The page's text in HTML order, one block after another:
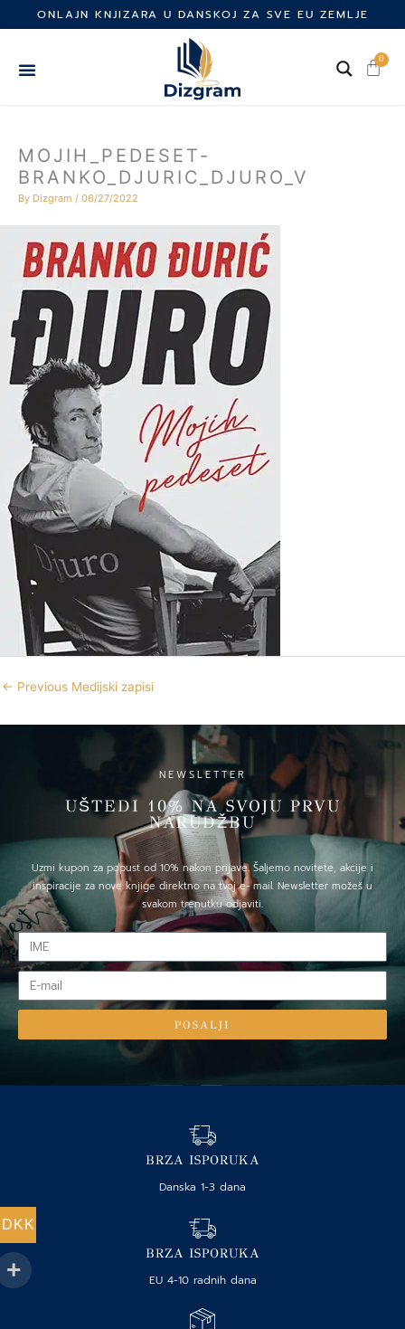
to
ONLAJN KNJIZARA U DANSKOJ ZA SVE EU ZEMLJE
0
Cart
MOJIH_PEDESET-
BRANKO_DJURIC_DJURO_V
By Dizgram / 06/27/2022
← Previous Medijski zapisi
NEWSLETTER
UŠTEDI 10% NA SVOJU PRVU
NARUDŽBU
Uzmi kupon za popust od 10% nakon prijave. Šaljemo novitete, akcije i
inspiracije za nove knjige direktno na tvoj e- mail. Newsletter možeš u
svakom trenutku odjaviti.
IME
mail
POSALJI
BRZA ISPORUKA
Danska 1-3 dana
BRZA ISPORUKA
EU 4-10 radnih dana
DKK